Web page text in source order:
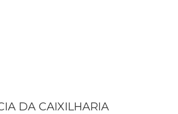
DA CAIXILHARIA